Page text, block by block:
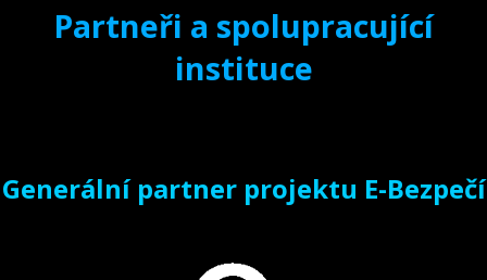
Partneři a spolupracující
instituce
Generální partner projektu E-Bezpečí